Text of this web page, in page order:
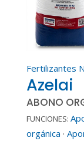
Fertilizantes
Azelai
ABONO
FUNCIONES:
orgánica ·